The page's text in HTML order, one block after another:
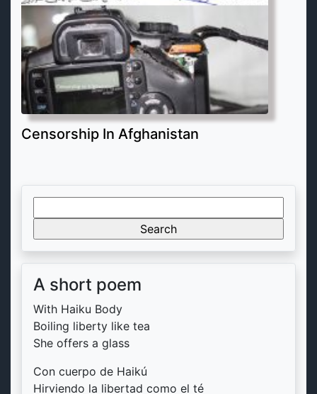
Censorship In Afghanistan
for:
A short poem
With Haiku Body
Boiling liberty like tea
She offers a glass
Con cuerpo de Haikú
Hirviendo la libertad como el té